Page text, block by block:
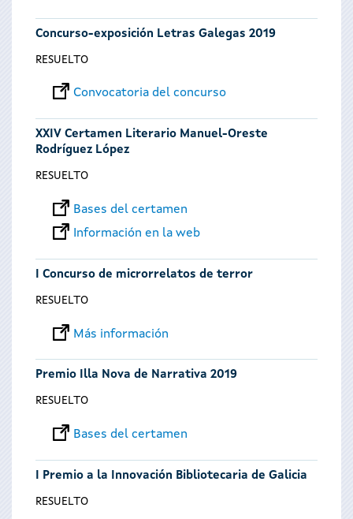
Concurso-exposición Letras Galegas 2019
RESUELTO
Convocatoria del concurso
XXIV Certamen Literario Manuel-Oreste
Rodríguez López
RESUELTO
Bases del certamen
Información en la web
I Concurso de microrrelatos de terror
RESUELTO
Más información
Premio Illa Nova de Narrativa 2019
RESUELTO
Bases del certamen
I Premio a la Innovación Bibliotecaria de Galicia
RESUELTO